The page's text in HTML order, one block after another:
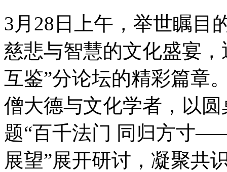
3月28日上午，举世瞩目
慈悲与智慧的文化盛宴
互鉴”分论坛的精彩篇章
僧大德与文化学者，以
题“百千法门 同归方寸
展望”展开研讨，凝聚共